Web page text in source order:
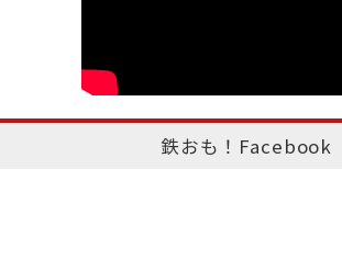
鉄おも！Facebook